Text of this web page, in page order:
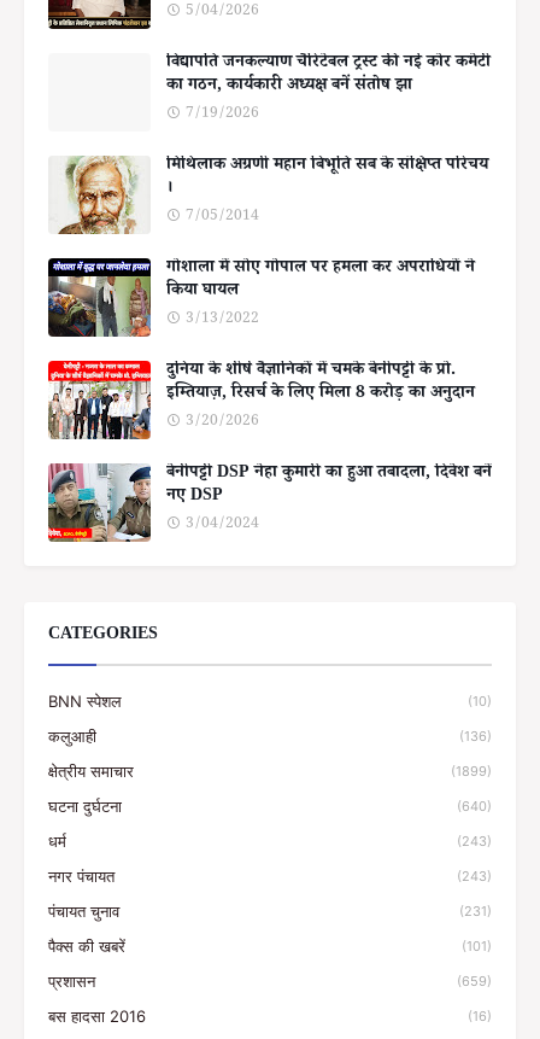
5/04/2026
विद्यापति जनकल्याण चैरिटेबल ट्रस्ट की नई कोर कमेटी
का गठन, कार्यकारी अध्यक्ष बनें संतोष झा
7/19/2026
मिथिलाक अग्रणी महान बिभूति सब के संक्षिप्त परिचय
।
7/05/2014
गोशाला में सोए गोपाल पर हमला कर अपराधियों ने
किया घायल
3/13/2022
दुनिया के शीर्ष वैज्ञानिकों में चमके बेनीपट्टी के प्रो.
इम्तियाज़, रिसर्च के लिए मिला 8 करोड़ का अनुदान
3/20/2026
बेनीपट्टी DSP नेहा कुमारी का हुआ तबादला, दिवेश बनें
नए DSP
3/04/2024
CATEGORIES
BNN स्पेशल (10)
कलुआही (136)
क्षेत्रीय समाचार (1899)
घटना दुर्घटना (640)
धर्म (243)
नगर पंचायत (243)
पंचायत चुनाव (231)
पैक्स की खबरें (101)
प्रशासन (659)
बस हादसा 2016 (16)